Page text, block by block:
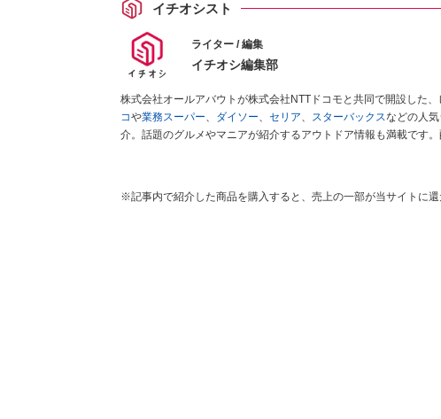
イチオシスト
ライター / 編集
イチオシ編集部
株式会社オールアバウトが株式会社NTTドコモと共同で開設した
コや業務スーパー、 ダイソー、 セリア、 スターバックスなどの人
介。話題のグルメやマニアが紹介するアウトドア情報も満載です
※記事内で紹介した商品を購入すると、売上の一部が当サイトに還